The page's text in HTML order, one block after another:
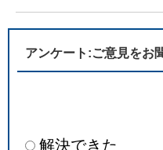
アンケート:ご意見をお
解決できた